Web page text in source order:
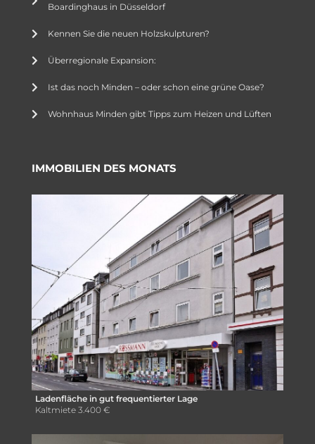
Boardinghaus in Düsseldorf
Kennen Sie die neuen Holzskulpturen?
Überregionale Expansion:
Ist das noch Minden – oder schon eine grüne Oase?
Wohnhaus Minden gibt Tipps zum Heizen und Lüften
IMMOBILIEN DES MONATS
Ladenfläche in gut frequentierter Lage
Kaltmiete 3.400 €